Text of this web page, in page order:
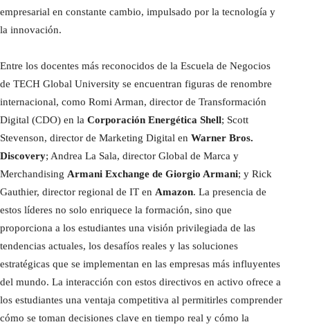
empresarial en constante cambio, impulsado por la tecnología y
la innovación.
Entre los docentes más reconocidos de la Escuela de Negocios
de TECH Global University se encuentran figuras de renombre
internacional, como Romi Arman, director de Transformación
Digital (CDO) en la Corporación Energética Shell; Scott
Stevenson, director de Marketing Digital en Warner Bros.
Discovery; Andrea La Sala, director Global de Marca y
Merchandising Armani Exchange de Giorgio Armani; y Rick
Gauthier, director regional de IT en Amazon. La presencia de
estos líderes no solo enriquece la formación, sino que
proporciona a los estudiantes una visión privilegiada de las
tendencias actuales, los desafíos reales y las soluciones
estratégicas que se implementan en las empresas más influyentes
del mundo. La interacción con estos directivos en activo ofrece a
los estudiantes una ventaja competitiva al permitirles comprender
cómo se toman decisiones clave en tiempo real y cómo la